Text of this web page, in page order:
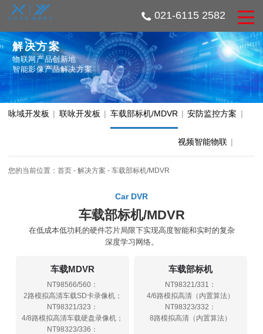
021-6115 2582
解决方案
物联网产品创新地
智能影像产品解决方案
咏域开发板 | 联咏开发板 | 车载部标机/MDVR | 安防监控方案 |
视频智能物联 |
您的当前位置： 首页 - 解决方案 - 车载部标机/MDVR
Car DVR
车载部标机/MDVR
在低成本低功耗的硬件芯片局限下实现高度智能和实时的复杂
深度学习网络。
车载MDVR
NT98566/560：
2路模拟高清车载SD卡录像机；
NT98321/323：
4/8路模拟高清车载硬盘录像机；
NT98323/336：
车载部标机
NT98321/331：
4/6路模拟高清（内置算法）
NT98323/332：
8路模拟高清（内置算法）